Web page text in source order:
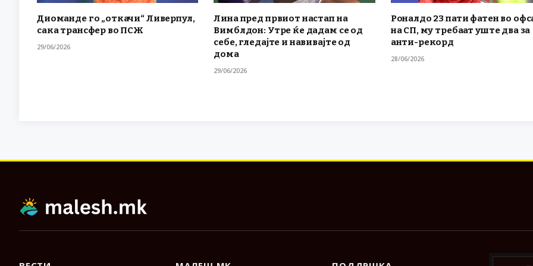
Диоманде го „откачи“ Ливерпул,
сака трансфер во ПСЖ
29/06/2026
Лина пред првиот настап на
Вимблдон: Утре ќе дадам се од
себе, гледајте и навивајте од
дома
29/06/2026
Роналдо 23 пати фатен во
на СП, му требаат уште два за
анти-рекорд
28/06/2026